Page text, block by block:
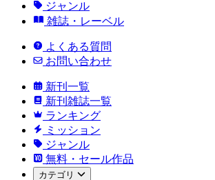
ジャンル
雑誌・レーベル
よくある質問
お問い合わせ
新刊一覧
新刊雑誌一覧
ランキング
ミッション
ジャンル
無料・セール作品
カテゴリ